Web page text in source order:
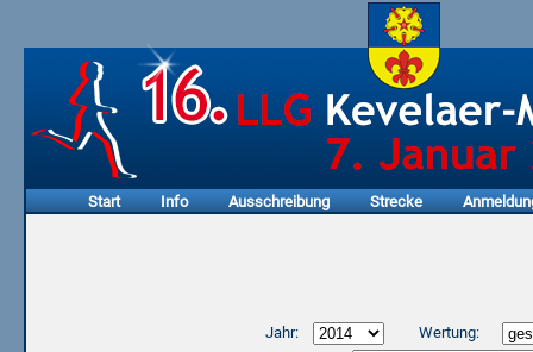
Start Info Ausschreibung Strecke
Jahr:
Wertung: